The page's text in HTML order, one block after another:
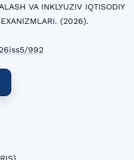
VA INKLYUZIV IQTISODIY
(2026).
992